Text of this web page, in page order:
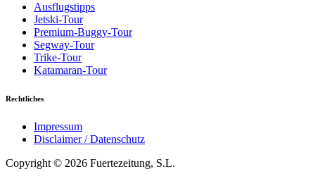
Ausflugstipps
Jetski-Tour
Premium-Buggy-Tour
Segway-Tour
Trike-Tour
Katamaran-Tour
Rechtliches
Impressum
Disclaimer / Datenschutz
Copyright © 2026 Fuertezeitung, S.L.